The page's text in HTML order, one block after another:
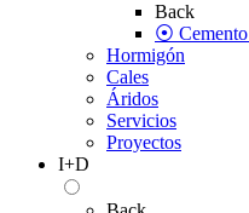
Back
⦿
Hormigón
Cales
Áridos
Servicios
Proyectos
I+D